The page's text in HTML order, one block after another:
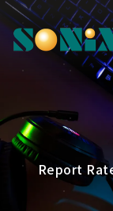
微
松翰
Report
捕
高畫質ISP技術
點讀魔
OID光學辨識
低